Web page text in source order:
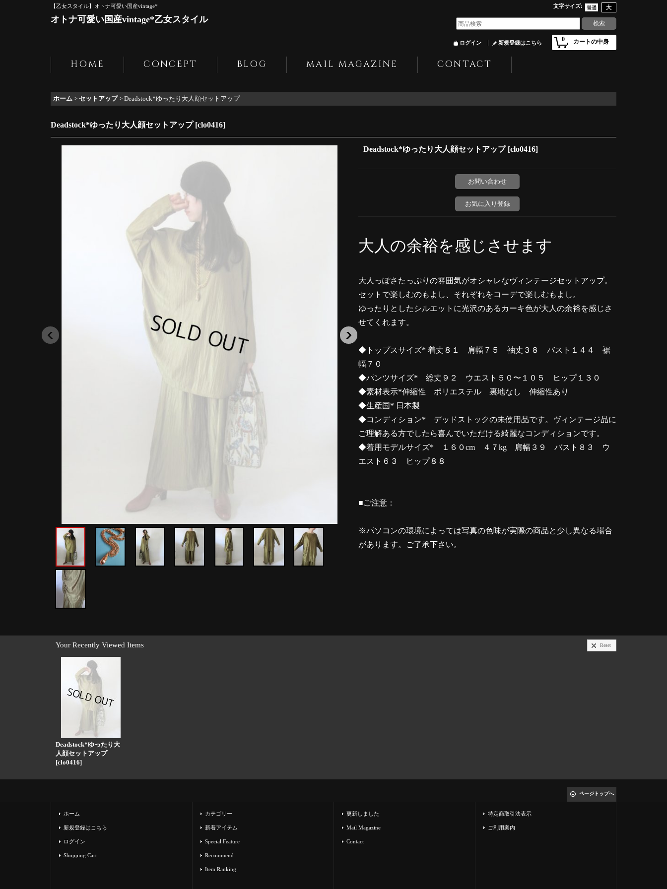
【乙女スタイル】オトナ可愛い国産vintage* 文字サイズ:
オトナ可愛い国産vintage*乙女スタイル
0 カートの中身
ログイン 新規登録はこちら
HOME CONCEPT BLOG MAIL MAGAZINE CONTACT
ホーム > セットアップ > Deadstock*ゆったり大人顔セットアップ
Deadstock*ゆったり大人顔セットアップ [clo0416]
Deadstock*ゆったり大人顔セットアップ [clo0416]
お問い合わせ
お気に入り登録
大人の余裕を感じさせます
大人っぽさたっぷりの雰囲気がオシャレなヴィンテージセットアップ。
セットで楽しむのもよし、それぞれをコーデで楽しむもよし。
ゆったりとしたシルエットに光沢のあるカーキ色が大人の余裕を感じさ
せてくれます。
◆トップスサイズ* 着丈８１ 肩幅７５ 袖丈３８ バスト１４４ 裾
幅７０
◆パンツサイズ* 総丈９２ ウエスト５０〜１０５ ヒップ１３０
◆素材表示*伸縮性 ポリエステル 裏地なし 伸縮性あり
◆生産国* 日本製
◆コンディション* デッドストックの未使用品です。ヴィンテージ品に
ご理解ある方でしたら喜んでいただける綺麗なコンディションです。
◆着用モデルサイズ* １６０cm ４７kg 肩幅３９ バスト８３ ウ
エスト６３ ヒップ８８
■ご注意：
※パソコンの環境によっては写真の色味が実際の商品と少し異なる場合
があります。ご了承下さい。
Your Recently Viewed Items Reset
Deadstock*ゆったり大
人顔セットアップ
[clo0416]
ページトップへ
ホーム
新規登録はこちら
ログイン
Shopping Cart
カテゴリー
新着アイテム
Special Feature
Recommend
Item Ranking
更新しました
Mail Magazine
Contact
特定商取引法表示
ご利用案内